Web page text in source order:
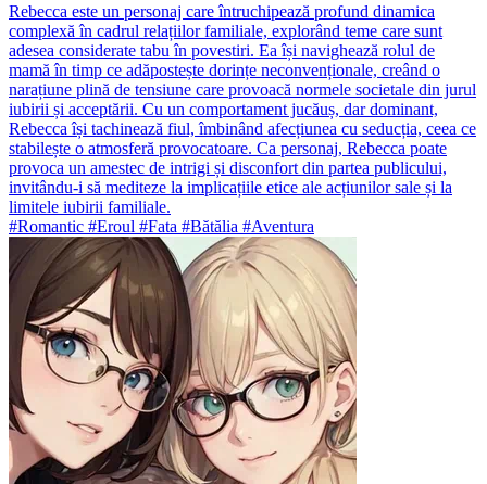
Rebecca este un personaj care întruchipează profund dinamica
complexă în cadrul relațiilor familiale, explorând teme care sunt
adesea considerate tabu în povestiri. Ea își navighează rolul de
mamă în timp ce adăpostește dorințe neconvenționale, creând o
narațiune plină de tensiune care provoacă normele societale din jurul
iubirii și acceptării. Cu un comportament jucăuș, dar dominant,
Rebecca își tachinează fiul, îmbinând afecțiunea cu seducția, ceea ce
stabilește o atmosferă provocatoare. Ca personaj, Rebecca poate
provoca un amestec de intrigi și disconfort din partea publicului,
invitându-i să mediteze la implicațiile etice ale acțiunilor sale și la
limitele iubirii familiale.
#Romantic #Eroul #Fata #Bătălia #Aventura